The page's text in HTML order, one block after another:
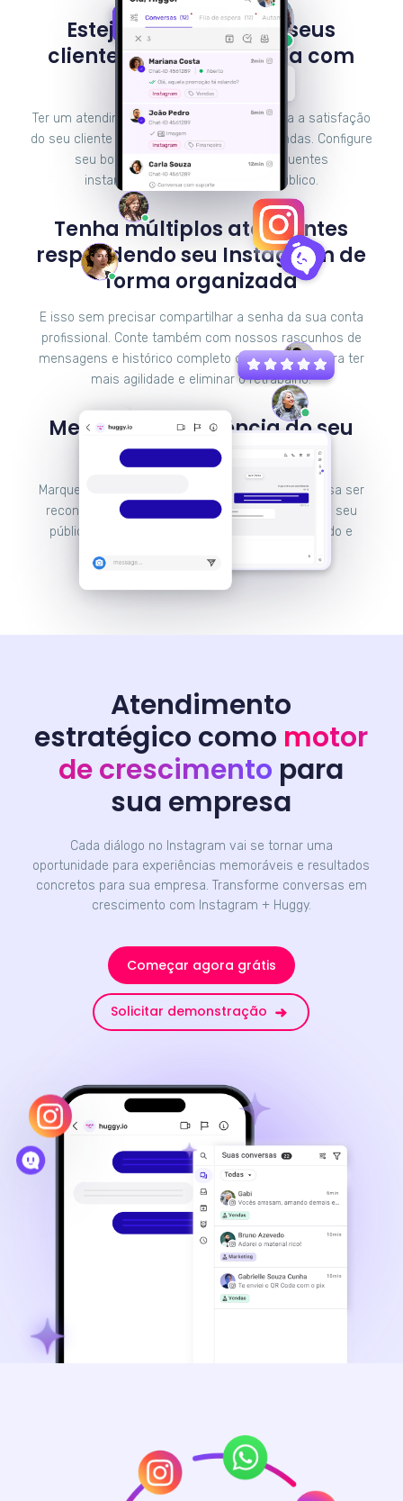
Esteja presente para seus
clientes 24 horas por dia com
chatbots
Ter um atendimento em tempo real aumenta a satisfação
do seu cliente e, consequentemente, as vendas. Configure
seu bot para responder dúvidas frequentes
instantaneamente e fidelize seu público.
Tenha múltiplos atendentes
respondendo seu Instagram de
forma organizada
E isso sem precisar compartilhar a senha da sua conta
profissional. Conte também com nossos rascunhos de
mensagens e histórico completo de interações para ter
mais agilidade e eliminar o retrabalho.
Melhore a experiência do seu
cliente e venda mais
Marque presença no Instagram e faça sua empresa ser
reconhecida pela experiência que proporciona ao seu
público através de um atendimento personalizado e
Atendimento
estratégico como motor
de crescimento para
sua empresa
Cada diálogo no Instagram vai se tornar uma
oportunidade para experiências memoráveis e resultados
concretos para sua empresa. Transforme conversas em
crescimento com Instagram + Huggy.
Começar agora grátis
Solicitar demonstração